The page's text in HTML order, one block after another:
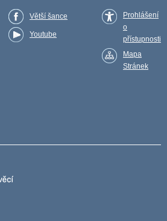
Větší šance
Youtube
Prohlášení
o
přístupnosti
Mapa
Stránek